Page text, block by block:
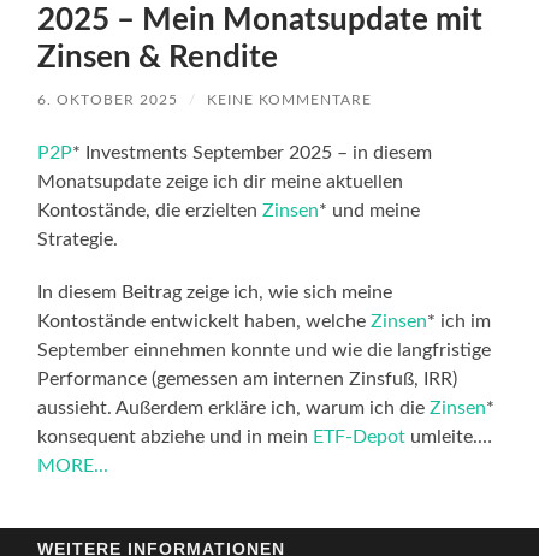
2025 – Mein Monatsupdate mit
Zinsen & Rendite
6. OKTOBER 2025 / KEINE KOMMENTARE
P2P* Investments September 2025 – in diesem
Monatsupdate zeige ich dir meine aktuellen
Kontostände, die erzieltenZinsen* und meine
Strategie.
In diesem Beitrag zeige ich, wie sich meine
Kontostände entwickelt haben, welcheZinsen* ich im
September einnehmen konnte und wie die langfristige
Performance (gemessen am internen Zinsfuß, IRR)
aussieht. Außerdem erkläre ich, warum ich dieZinsen*
konsequent abziehe und in mein ETF-Depot umleite.…
MORE...
WEITERE INFORMATIONEN